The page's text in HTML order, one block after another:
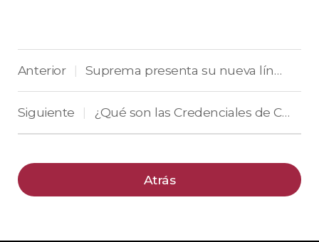
Anterior | Suprema presenta su nueva línea de productos de tercera generación en Intersec 2022
Siguiente | ¿Qué son las Credenciales de Control de Acceso?
Atrás